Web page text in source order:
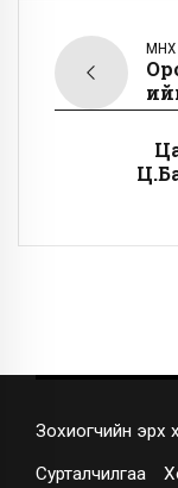
ӨМНӨХ
Зохиогчийн эрх
Сурталчилгаа